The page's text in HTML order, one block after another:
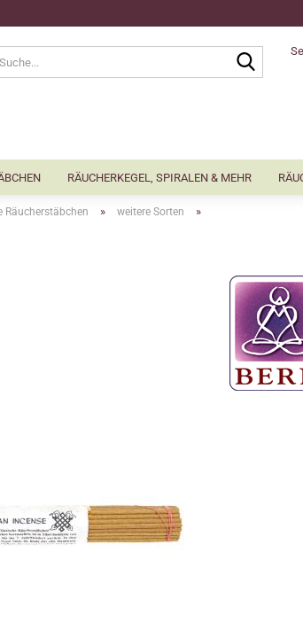
Suche...
RÄUCHERKEGEL, SPIRALEN & MEHR
Räucherstäbchen » weitere Sorten »